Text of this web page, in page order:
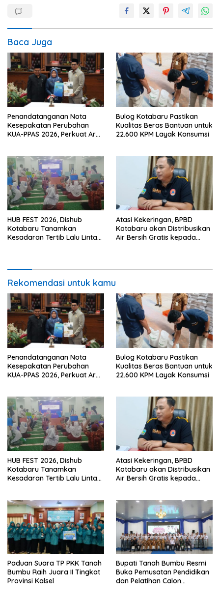
Baca Juga
Penandatanganan Nota
Kesepakatan Perubahan
KUA-PPAS 2026, Perkuat Arah
Bulog Kotabaru Pastikan
Kualitas Beras Bantuan untuk
22.600 KPM Layak Konsumsi
HUB FEST 2026, Dishub
Kotabaru Tanamkan
Kesadaran Tertib Lalu Lintas
Atasi Kekeringan, BPBD
Kotabaru akan Distribusikan
Air Bersih Gratis kepada
Rekomendasi untuk kamu
Penandatanganan Nota
Kesepakatan Perubahan
KUA-PPAS 2026, Perkuat Arah
Bulog Kotabaru Pastikan
Kualitas Beras Bantuan untuk
22.600 KPM Layak Konsumsi
HUB FEST 2026, Dishub
Kotabaru Tanamkan
Kesadaran Tertib Lalu Lintas
Atasi Kekeringan, BPBD
Kotabaru akan Distribusikan
Air Bersih Gratis kepada
Paduan Suara TP PKK Tanah
Bumbu Raih Juara II Tingkat
Provinsi Kalsel
Bupati Tanah Bumbu Resmi
Buka Pemusatan Pendidikan
dan Pelatihan Calon